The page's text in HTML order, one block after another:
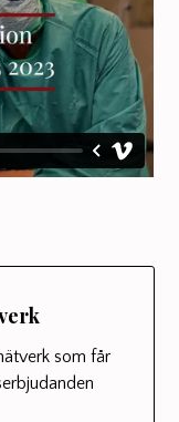
som får